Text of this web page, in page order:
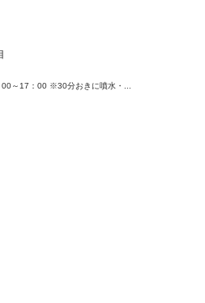
～17：00 ※30分おきに噴水・...